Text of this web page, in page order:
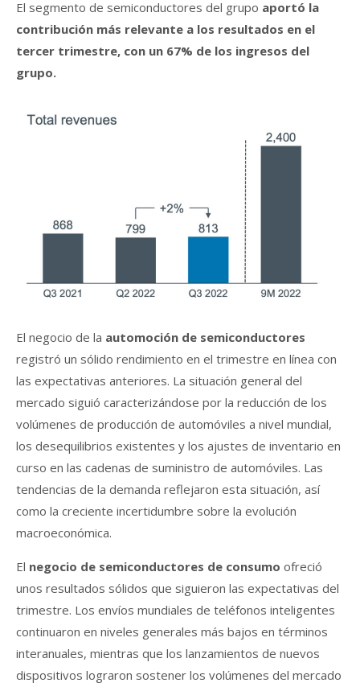
El segmento de semiconductores del grupo aportó la
contribución más relevante a los resultados en el
tercer trimestre, con un 67% de los ingresos del
grupo.
El negocio de la automoción de semiconductores
registró un sólido rendimiento en el trimestre en línea con
las expectativas anteriores. La situación general del
mercado siguió caracterizándose por la reducción de los
volúmenes de producción de automóviles a nivel mundial,
los desequilibrios existentes y los ajustes de inventario en
curso en las cadenas de suministro de automóviles. Las
tendencias de la demanda reflejaron esta situación, así
como la creciente incertidumbre sobre la evolución
macroeconómica.
El negocio de semiconductores de consumo ofreció
unos resultados sólidos que siguieron las expectativas del
trimestre. Los envíos mundiales de teléfonos inteligentes
continuaron en niveles generales más bajos en términos
interanuales, mientras que los lanzamientos de nuevos
dispositivos lograron sostener los volúmenes del mercado